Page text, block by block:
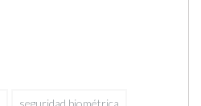
seguridad biométrica